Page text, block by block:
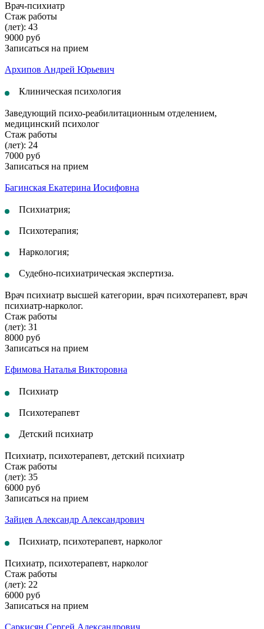
Врач-психиатр
Стаж работы
(лет): 43
9000 руб
Записаться на прием
Архипов Андрей Юрьевич
Клиническая психология
Заведующий психо-реабилитационным отделением,
медицинский психолог
Стаж работы
(лет): 24
7000 руб
Записаться на прием
Багинская Екатерина Иосифовна
Психиатрия;
Психотерапия;
Наркология;
Судебно-психиатрическая экспертиза.
Врач психиатр высшей категории, врач психотерапевт, врач
психиатр-нарколог.
Стаж работы
(лет): 31
8000 руб
Записаться на прием
Ефимова Наталья Викторовна
Психиатр
Психотерапевт
Детский психиатр
Психиатр, психотерапевт, детский психиатр
Стаж работы
(лет): 35
6000 руб
Записаться на прием
Зайцев Александр Александрович
Психиатр, психотерапевт, нарколог
Психиатр, психотерапевт, нарколог
Стаж работы
(лет): 22
6000 руб
Записаться на прием